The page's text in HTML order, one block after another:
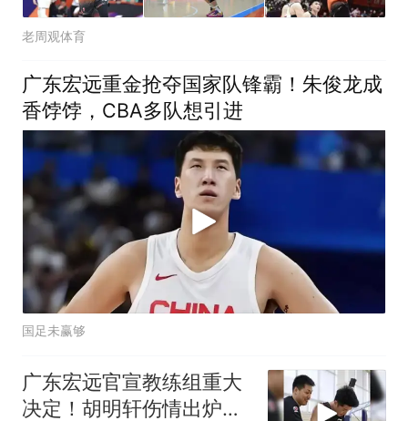
老周观体育
广东宏远重金抢夺国家队锋霸！朱俊龙成
香饽饽，CBA多队想引进
国足未赢够
广东宏远官宣教练组重大
决定！胡明轩伤情出炉，